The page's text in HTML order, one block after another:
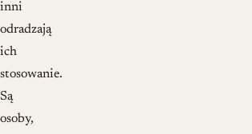
inni
odradzają
ich
stosowanie.
Są
osoby,